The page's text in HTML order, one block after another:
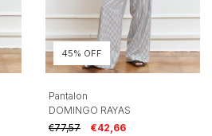
45% OFF
Pantalon
DOMINGO RAYAS
€77,57
€42,66